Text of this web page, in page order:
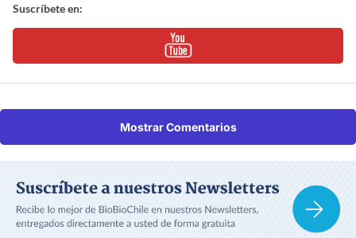
Suscríbete en:
Mostrar Comentarios